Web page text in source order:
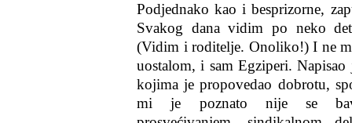
Podjednako kao i besprizorne,
Svakog dana vidim po neko
(Vidim i roditelje. Onoliko!) I ne
uostalom, i sam Egziperi.
kojima je propovedao dobrotu,
mi je poznato nije se